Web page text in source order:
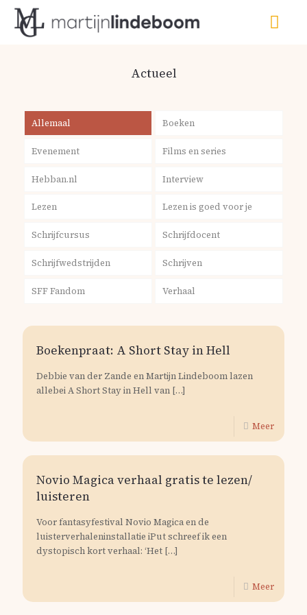
Actueel
Allemaal Boeken
Evenement Films en series
Hebban.nl Interview
Lezen Lezen is goed voor je
Schrijfcursus Schrijfdocent
Schrijfwedstrijden Schrijven
SFF Fandom Verhaal
Boekenpraat: A Short Stay in Hell
Debbie van der Zande en Martijn Lindeboom lazen
allebei A Short Stay in Hell van […]
Meer
Novio Magica verhaal gratis te lezen/
luisteren
Voor fantasyfestival Novio Magica en de
luisterverhaleninstallatie iPut schreef ik een
dystopisch kort verhaal: ‘Het […]
Meer